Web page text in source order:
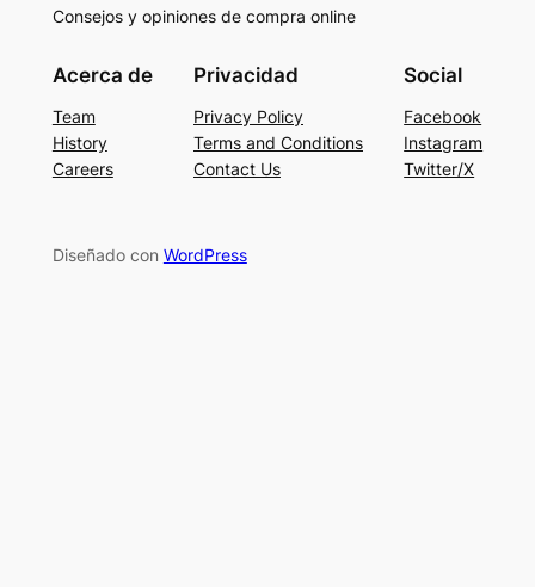
Consejos y opiniones de compra online
Acerca de
Team
History
Careers
Privacidad
Privacy Policy
Terms and Conditions
Contact Us
Social
Facebook
Instagram
Twitter/X
Diseñado con WordPress